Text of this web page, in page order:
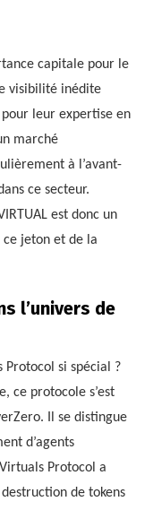
capitale pour le
visibilité inédite
leur expertise en
marché
à l’avant-
ce secteur.
est donc un
jeton et de la
l’univers de
Protocol si spécial ?
ce protocole s’est
Il se distingue
d’agents
Protocol a
de tokens